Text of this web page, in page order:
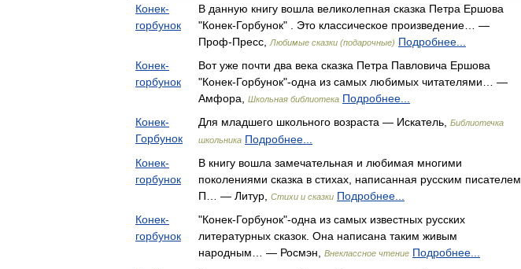
Конек-
горбунок
В данную книгу вошла великолепная сказка Петра Ершова
"Конек-Горбунок" . Это классическое произведение… —
Проф-Пресс,
Любимые сказки (подарочные) Подробнее...
Конек-
горбунок
Вот уже почти два века сказка Петра Павловича Ершова
"Конек-Горбунок"-одна из самых любимых читателями… —
Амфора,
Школьная библиотека Подробнее...
Конек-
Горбунок
Для младшего школьного возраста — Искатель,
Библиотечка
школьника Подробнее...
Конек-
горбунок
В книгу вошла замечательная и любимая многими
поколениями сказка в стихах, написанная русским писателем
П… — Литур,
Стихи и сказки Подробнее...
Конек-
горбунок
"Конек-Горбунок"-одна из самых известных русских
литературных сказок. Она написана таким живым
народным… — Росмэн,
Внеклассное чтение Подробнее...